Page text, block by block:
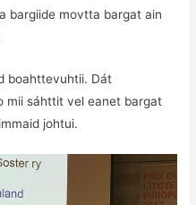
bargiide movtta bargat ain
boahttevuhtii. Dát
mii sáhttit vel eanet bargat
johtui.